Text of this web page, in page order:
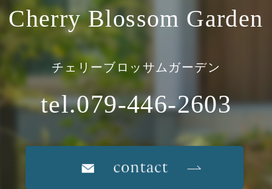
Cherry Blossom Garden
チェリーブロッサムガーデン
tel.079-446-2603